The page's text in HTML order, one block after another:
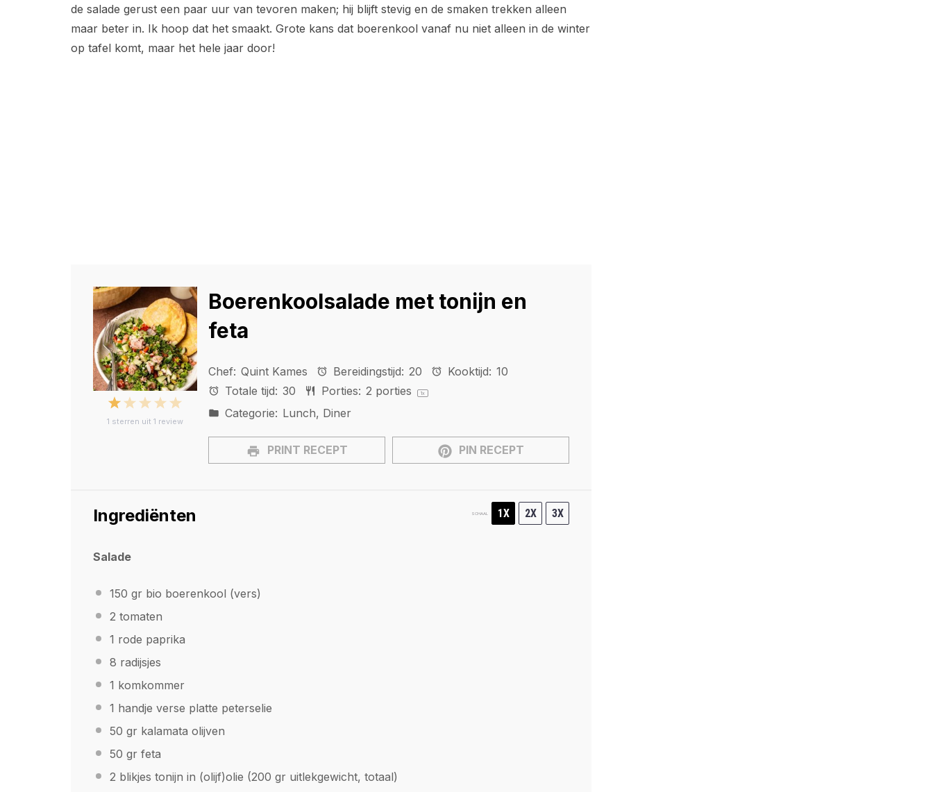
de salade gerust een paar uur van tevoren maken; hij blijft stevig en de smaken trekken alleen
maar beter in. Ik hoop dat het smaakt. Grote kans dat boerenkool vanaf nu niet alleen in de winter
op tafel komt, maar het hele jaar door!
Boerenkoolsalade met tonijn en
feta
5
Stars
4
Stars
3
Stars
2
Stars
1
Star
1 sterren uit 1 review
Chef: Quint Kames Bereidingstijd: 20 Kooktijd: 10
Totale tijd: 30 Porties: 2 porties 1x
Categorie: Lunch, Diner
PRINT RECEPT PIN RECEPT
Ingrediënten SCHAAL 1X 2X 3X
Salade
150 gr bio boerenkool (vers)
2 tomaten
1 rode paprika
8 radijsjes
1 komkommer
1 handje verse platte peterselie
50 gr kalamata olijven
50 gr feta
2 blikjes tonijn in (olijf)olie (200 gr uitlekgewicht, totaal)